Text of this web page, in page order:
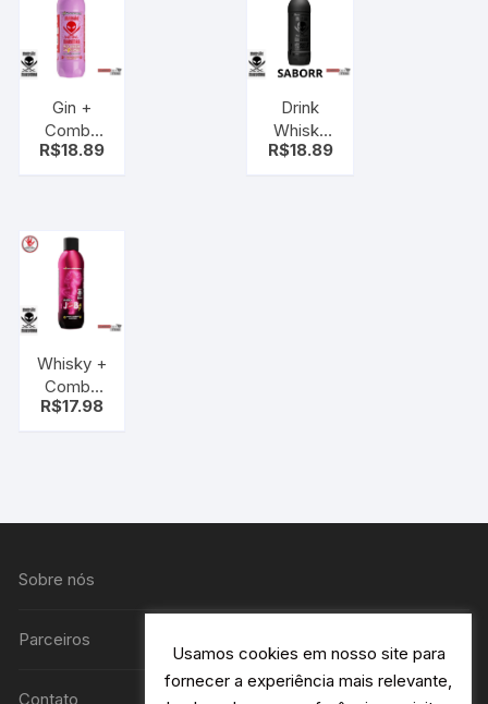
Gin +
Combo
Melancia
R$18.89
Drink
Whisky
Combo
R$18.89
Whisky +
Combo
Job 1L
R$17.98
Sobre nós
Parceiros
Contato
Usamos cookies em nosso site para
fornecer a experiência mais relevante,